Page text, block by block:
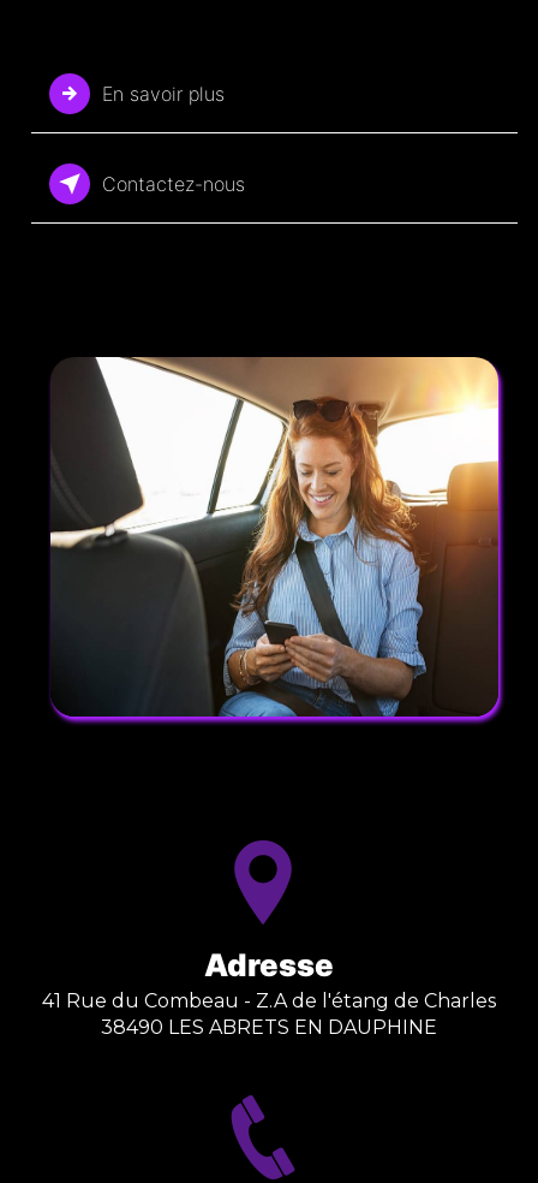
En savoir plus
Contactez-nous
Adresse
41 Rue du Combeau - Z.A de l'étang de Charles
38490 LES ABRETS EN DAUPHINE